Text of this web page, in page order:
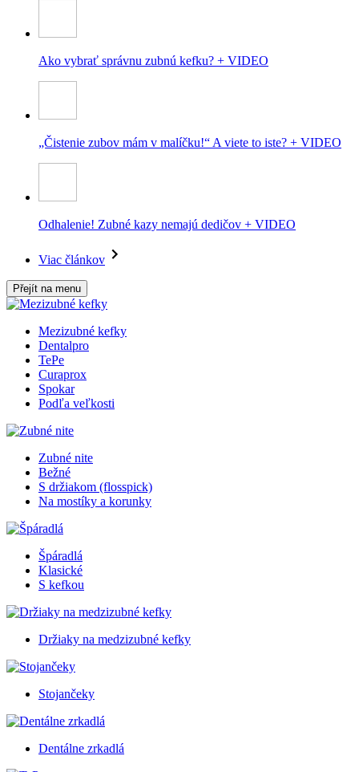
Ako vybrať správnu zubnú kefku? + VIDEO
„Čistenie zubov mám v malíčku!“ A viete to iste? + VIDEO
Odhalenie! Zubné kazy nemajú dedičov + VIDEO
Viac článkov
Přejít na menu
Mezizubné kefky
Dentalpro
TePe
Curaprox
Spokar
Podľa veľkosti
Zubné nite
Bežné
S držiakom (flosspick)
Na mostíky a korunky
Špáradlá
Klasické
S kefkou
Držiaky na medzizubné kefky
Stojančeky
Dentálne zrkadlá